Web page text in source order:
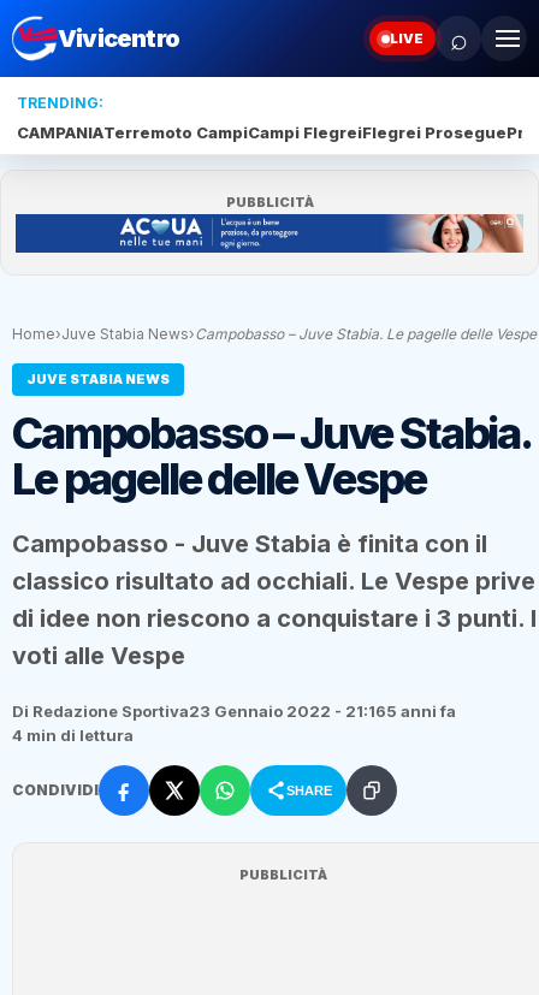
Vivicentro LIVE ⌕
TRENDING:
CAMPANIATerremoto CampiCampi FlegreiFlegrei Prosegue
PUBBLICITÀ
Home›Juve Stabia News›Campobasso – Juve Stabia. Le pagelle delle Vespe
JUVE STABIA NEWS
Campobasso – Juve Stabia.
Le pagelle delle Vespe
Campobasso - Juve Stabia è finita con il
classico risultato ad occhiali. Le Vespe prive
di idee non riescono a conquistare i 3 punti. I
voti alle Vespe
Di Redazione Sportiva23 Gennaio 2022 - 21:165 anni fa
4 min di lettura
CONDIVIDI SHARE
PUBBLICITÀ